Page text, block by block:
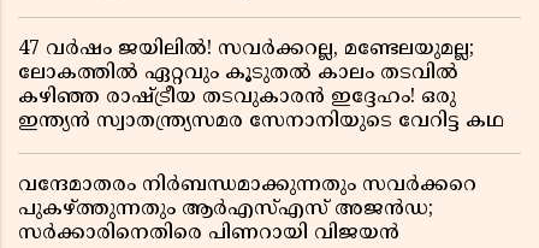
47 വർഷം ജയിലിൽ! സവർക്കറല്ല, മണ്ടേലയുമല്ല;
ലോകത്തിൽ ഏറ്റവും കൂടുതൽ കാലം തടവിൽ
കഴിഞ്ഞ രാഷ്ട്രീയ തടവുകാരൻ ഇദ്ദേഹം! ഒരു
ഇന്ത്യൻ സ്വാതന്ത്ര്യസമര സേനാനിയുടെ വേറിട്ട കഥ
വന്ദേമാതരം നിർബന്ധമാക്കുന്നതും സവർക്കറെ
പുകഴ്ത്തുന്നതും ആർഎസ്എസ് അജൻഡ;
സർക്കാരിനെതിരെ പിണറായി വിജയൻ